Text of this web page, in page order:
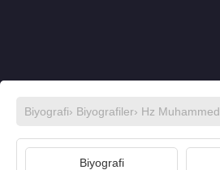
Biyografi› Biyografiler› Hz Muhammed
Biyografi